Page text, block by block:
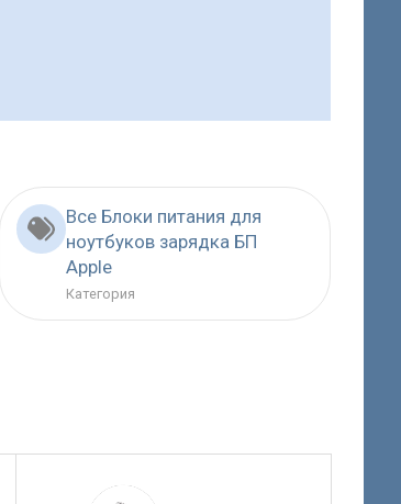
Все Блоки питания для
ноутбуков зарядка БП
Apple
Категория